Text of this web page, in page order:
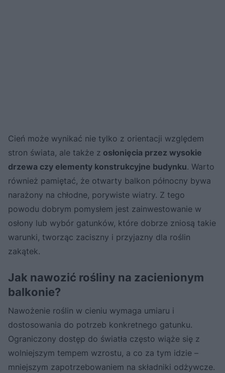
Cień może wynikać nie tylko z orientacji względem
stron świata, ale także z osłonięcia przez wysokie
drzewa czy elementy konstrukcyjne budynku. Warto
również pamiętać, że otwarty balkon północny bywa
narażony na chłodne, porywiste wiatry. Z tego
powodu dobrym pomysłem jest zainwestowanie w
osłony lub wybór gatunków, które dobrze zniosą takie
warunki, tworząc zaciszny i przyjazny dla roślin
zakątek.
Jak nawozić rośliny na zacienionym
balkonie?
Nawożenie roślin w cieniu wymaga umiaru i
dostosowania do potrzeb konkretnego gatunku.
Ograniczony dostęp do światła często wiąże się z
wolniejszym tempem wzrostu, a co za tym idzie –
mniejszym zapotrzebowaniem na składniki odżywcze.